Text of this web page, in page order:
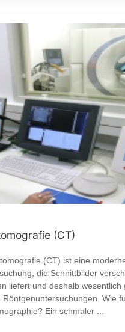
(CT)
(CT) ist eine
die Schnittbilder
liefert und deshalb wesentlich
Röntgenuntersuchungen. Wie
Ein schmaler ...